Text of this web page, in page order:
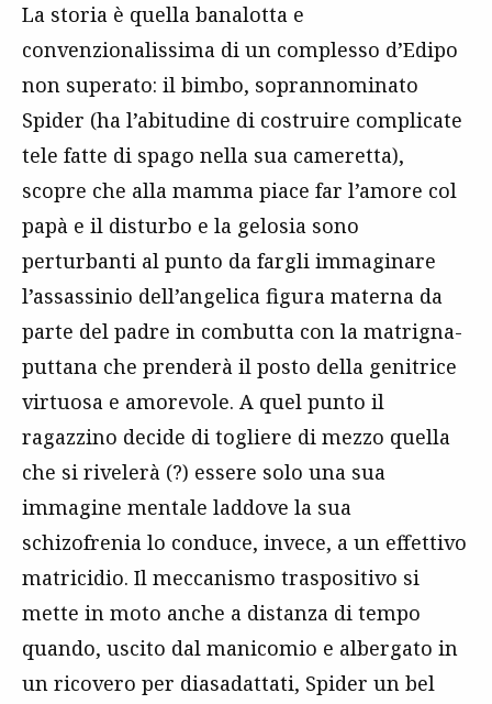
La storia è quella banalotta e
convenzionalissima di un complesso d’Edipo
non superato: il bimbo, soprannominato
Spider (ha l’abitudine di costruire complicate
tele fatte di spago nella sua cameretta),
scopre che alla mamma piace far l’amore col
papà e il disturbo e la gelosia sono
perturbanti al punto da fargli immaginare
l’assassinio dell’angelica figura materna da
parte del padre in combutta con la matrigna-
puttana che prenderà il posto della genitrice
virtuosa e amorevole. A quel punto il
ragazzino decide di togliere di mezzo quella
che si rivelerà (?) essere solo una sua
immagine mentale laddove la sua
schizofrenia lo conduce, invece, a un effettivo
matricidio. Il meccanismo traspositivo si
mette in moto anche a distanza di tempo
quando, uscito dal manicomio e albergato in
un ricovero per diasadattati, Spider un bel